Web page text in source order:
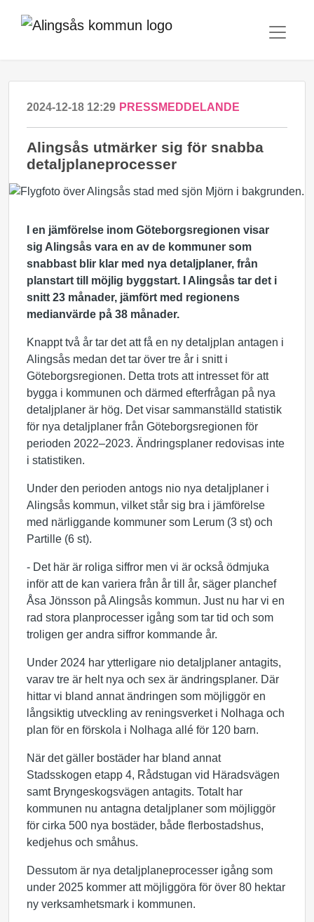
2024-12-18 12:29 PRESSMEDDELANDE
Alingsås utmärker sig för snabba
detaljplaneprocesser
I en jämförelse inom Göteborgsregionen visar
sig Alingsås vara en av de kommuner som
snabbast blir klar med nya detaljplaner, från
planstart till möjlig byggstart. I Alingsås tar det i
snitt 23 månader, jämfört med regionens
medianvärde på 38 månader.
Knappt två år tar det att få en ny detaljplan antagen i
Alingsås medan det tar över tre år i snitt i
Göteborgsregionen. Detta trots att intresset för att
bygga i kommunen och därmed efterfrågan på nya
detaljplaner är hög. Det visar sammanställd statistik
för nya detaljplaner från Göteborgsregionen för
perioden 2022–2023. Ändringsplaner redovisas inte
i statistiken.
Under den perioden antogs nio nya detaljplaner i
Alingsås kommun, vilket står sig bra i jämförelse
med närliggande kommuner som Lerum (3 st) och
Partille (6 st).
- Det här är roliga siffror men vi är också ödmjuka
inför att de kan variera från år till år, säger planchef
Åsa Jönsson på Alingsås kommun. Just nu har vi en
rad stora planprocesser igång som tar tid och som
troligen ger andra siffror kommande år.
Under 2024 har ytterligare nio detaljplaner antagits,
varav tre är helt nya och sex är ändringsplaner. Där
hittar vi bland annat ändringen som möjliggör en
långsiktig utveckling av reningsverket i Nolhaga och
plan för en förskola i Nolhaga allé för 120 barn.
När det gäller bostäder har bland annat
Stadsskogen etapp 4, Rådstugan vid Häradsvägen
samt Bryngeskogsvägen antagits. Totalt har
kommunen nu antagna detaljplaner som möjliggör
för cirka 500 nya bostäder, både flerbostadshus,
kedjehus och småhus.
Dessutom är nya detaljplaneprocesser igång som
under 2025 kommer att möjliggöra för över 80 hektar
ny verksamhetsmark i kommunen.